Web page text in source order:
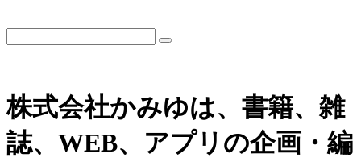
株式会社かみゆは、書籍、雑
誌、WEB、アプリの企画・編
大河ドラマ、テレビ・映画関連
史跡ガイド
その他歴史関連
美術史、絵画、アート
2022年
2021年
2020年